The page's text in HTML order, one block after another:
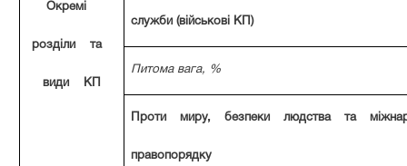
Окремі
розділи та
види КП
служби (військові КП)
Питома вага, %
Проти миру, безпеки людства та
правопорядку